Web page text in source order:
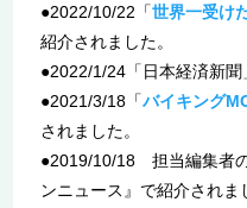
●2022/10/22「世界一受け
紹介されました。
●2022/1/24「日本経済新聞
●2021/3/18「バイキング
されました。
●2019/10/18 担当編集者
ンニュース』で紹介され